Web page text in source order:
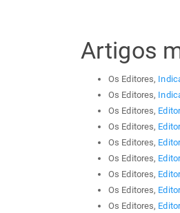
Artigos
Os Editores,
Os Editores,
Os Editores,
Os Editores,
Os Editores,
Os Editores,
Os Editores,
Os Editores,
Os Editores,